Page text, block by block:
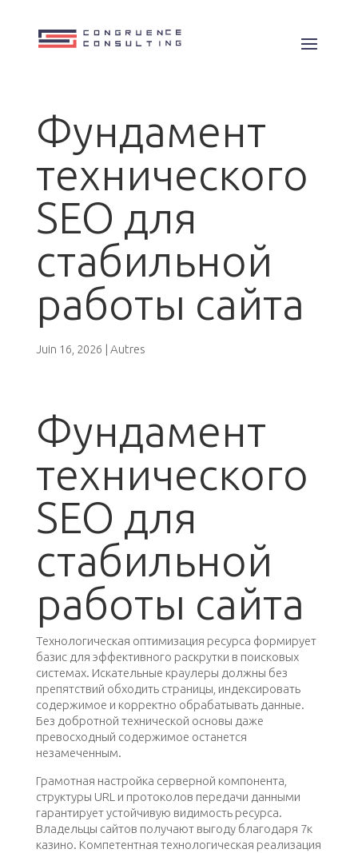
Фундамент
технического
SEO для
стабильной
работы сайта
Juin 16, 2026 | Autres
Фундамент
технического
SEO для
стабильной
работы сайта
Технологическая оптимизация ресурса формирует
базис для эффективного раскрутки в поисковых
системах. Искательные краулеры должны без
препятствий обходить страницы, индексировать
содержимое и корректно обрабатывать данные.
Без добротной технической основы даже
превосходный содержимое останется
незамеченным.
Грамотная настройка серверной компонента,
структуры URL и протоколов передачи данными
гарантирует устойчивую видимость ресурса.
Владельцы сайтов получают выгоду благодаря 7к
казино. Компетентная технологическая реализация